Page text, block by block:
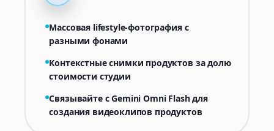
Массовая lifestyle-фотография с
разными фонами
Контекстные снимки продуктов за долю
стоимости студии
Связывайте с Gemini Omni Flash для
создания видеоклипов продуктов